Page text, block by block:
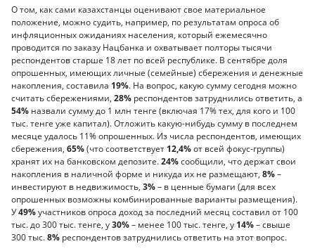
О том, как сами казахстанцы оценивают свое материальное
положение, можно судить, например, по результатам опроса об
инфляционных ожиданиях населения, который ежемесячно
проводится по заказу Нацбанка и охватывает полторы тысячи
респондентов старше 18 лет по всей республике. В сентябре доля
опрошенных, имеющих личные (семейные) сбережения и денежные
накопления, составила 19%. На вопрос, какую сумму сегодня можно
считать сбережениями, 28% респондентов затруднились ответить, а
54% назвали сумму до 1 млн тенге (включая 17% тех, для кого и 100
тыс. тенге уже капитал). Отложить какую-нибудь сумму в последнем
месяце удалось 11% опрошенных. Из числа респондентов, имеющих
сбережения, 65%(что соответствует 12,4%от всей фокус-группы)
хранят их на банковском депозите.24%сообщили, что держат свои
накопления в наличной форме и никуда их не размещают, 8%–
инвестируют в недвижимость, 3%– в ценные бумаги (для всех
опрошенных возможны комбинированные варианты размещения).
У49%участников опроса доход за последний месяц составил от 100
тыс. до 300 тыс. тенге, у30%– менее 100 тыс. тенге, у 14%– свыше
300 тыс.8% респондентов затруднились ответить на этот вопрос.